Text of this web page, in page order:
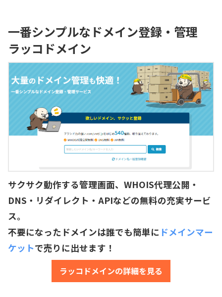
一番シンプルなドメイン登録・管理
ラッコドメイン
サクサク動作する管理画面、WHOIS代理公開・
DNS・リダイレクト・APIなどの無料の充実サービ
ス。
不要になったドメインは誰でも簡単に ドメインマー
ケットで売りに出せます！
ラッコドメインの詳細を見る